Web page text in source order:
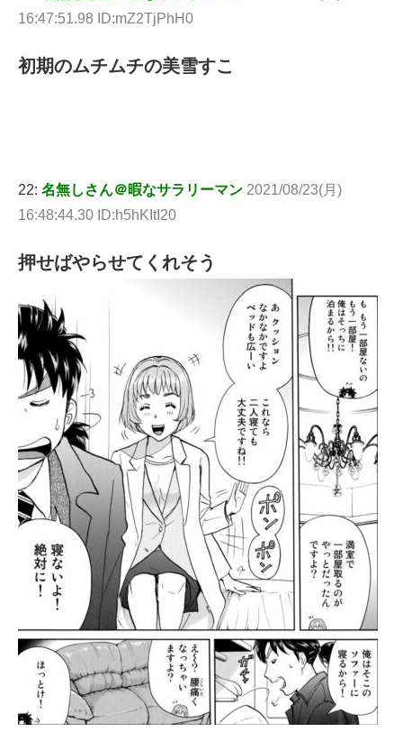
16:47:51.98 ID:mZ2TjPhH0
初期のムチムチの美雪すこ
22: 名無しさん＠暇なサラリーマン 2021/08/23(月)
16:48:44.30 ID:h5hKItI20
押せばやらせてくれそう